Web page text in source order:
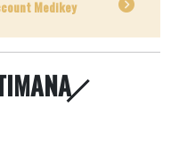
Medikey